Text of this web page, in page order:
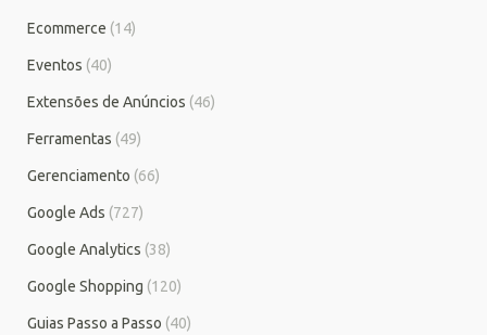
Ecommerce (14)
Eventos (40)
Extensões de Anúncios (46)
Ferramentas (49)
Gerenciamento (66)
Google Ads (727)
Google Analytics (38)
Google Shopping (120)
Guias Passo a Passo (40)